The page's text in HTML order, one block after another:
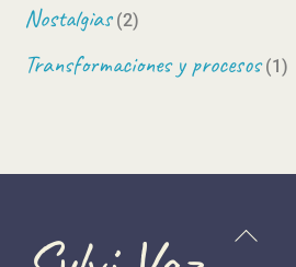
Nostalgias(2)
Transformaciones y procesos(1)
Back